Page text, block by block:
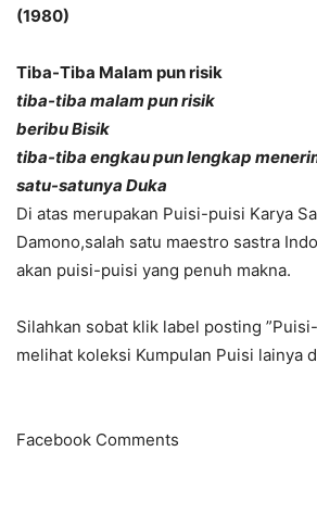
(1980)
Tiba-Tiba Malam pun risik
tiba-tiba malam pun risik
beribu Bisik
tiba-tiba engkau pun lengkap
satu-satunya Duka
Di atas merupakan Puisi-puisi Karya
Damono,salah satu maestro sastra
akan puisi-puisi yang penuh makna.
Silahkan sobat klik label posting
melihat koleksi Kumpulan Puisi lainya
Facebook Comments